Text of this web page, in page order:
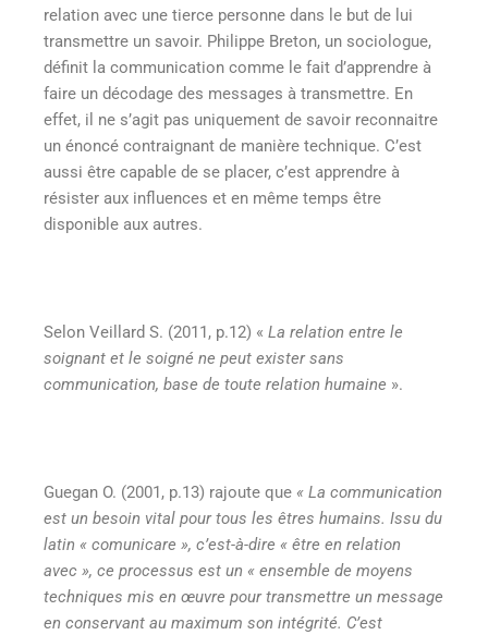
relation avec une tierce personne dans le but de lui
transmettre un savoir. Philippe Breton, un sociologue,
définit la communication comme le fait d’apprendre à
faire un décodage des messages à transmettre. En
effet, il ne s’agit pas uniquement de savoir reconnaitre
un énoncé contraignant de manière technique. C’est
aussi être capable de se placer, c’est apprendre à
résister aux influences et en même temps être
disponible aux autres.
Selon Veillard S. (2011, p.12) « La relation entre le
soignant et le soigné ne peut exister sans
communication, base de toute relation humaine ».
Guegan O. (2001, p.13) rajoute que « La communication
est un besoin vital pour tous les êtres humains. Issu du
latin « comunicare », c’est-à-dire « être en relation
avec », ce processus est un « ensemble de moyens
techniques mis en œuvre pour transmettre un message
en conservant au maximum son intégrité. C’est